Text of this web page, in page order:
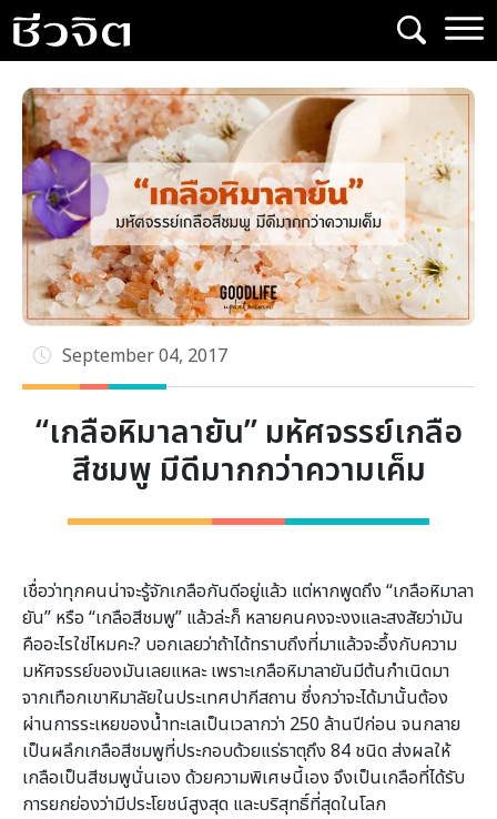
Skip
to
content
September 04, 2017
“เกลือหิมาลายัน” มหัศจรรย์เกลือ
สีชมพู มีดีมากกว่าความเค็ม
เชื่อว่าทุกคนน่าจะรู้จักเกลือกันดีอยู่แล้ว แต่หากพูดถึง “เกลือหิมาลา
ยัน” หรือ “เกลือสีชมพู” แล้วล่ะก็ หลายคนคงจะงงและสงสัยว่ามัน
คืออะไรใช่ไหมคะ? บอกเลยว่าถ้าได้ทราบถึงที่มาแล้วจะอึ้งกับความ
มหัศจรรย์ของมันเลยแหละ เพราะเกลือหิมาลายันมีต้นกำเนิดมา
จากเทือกเขาหิมาลัยในประเทศปากีสถาน ซึ่งกว่าจะได้มานั้นต้อง
ผ่านการระเหยของน้ำทะเลเป็นเวลากว่า 250 ล้านปีก่อน จนกลาย
เป็นผลึกเกลือสีชมพูที่ประกอบด้วยแร่ธาตุถึง 84 ชนิด ส่งผลให้
เกลือเป็นสีชมพูนั่นเอง ด้วยความพิเศษนี้เอง จึงเป็นเกลือที่ได้รับ
การยกย่องว่ามีประโยชน์สูงสุด และบริสุทธิ์ที่สุดในโลก